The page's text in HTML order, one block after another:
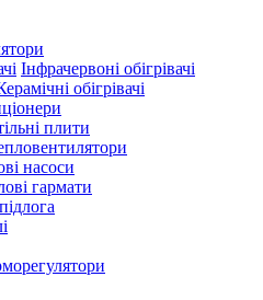
Інфрачервоні обігрівачі
обігрівачі
плити
насоси
гармати